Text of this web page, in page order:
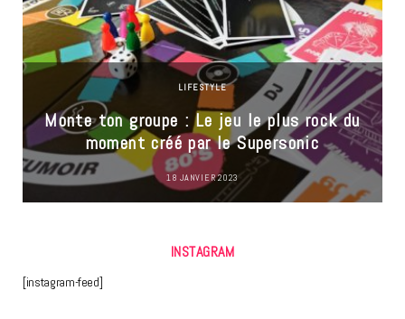
LIFESTYLE
Monte ton groupe : Le jeu le plus rock du
moment créé par le Supersonic
18 JANVIER 2023
INSTAGRAM
[instagram-feed]